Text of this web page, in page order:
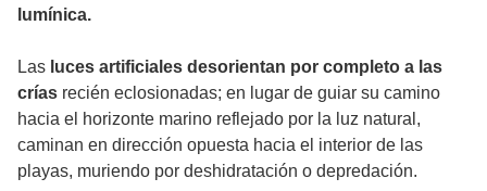
lumínica.
Las luces artificiales desorientan por completo a las
crías recién eclosionadas; en lugar de guiar su camino
hacia el horizonte marino reflejado por la luz natural,
caminan en dirección opuesta hacia el interior de las
playas, muriendo por deshidratación o depredación.